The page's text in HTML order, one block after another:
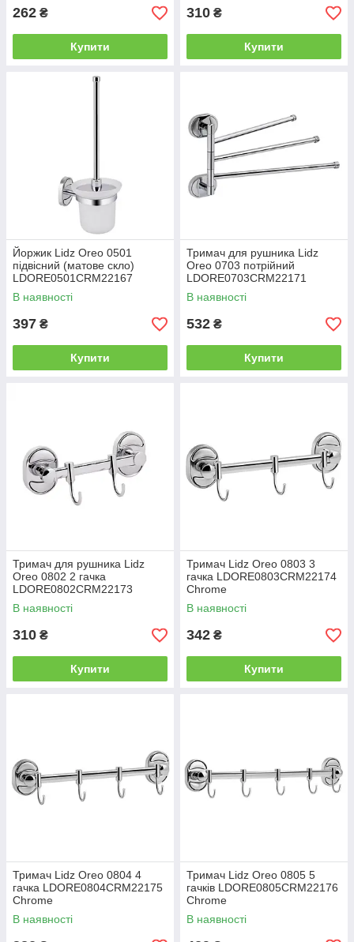
262 ₴
Купити
310 ₴
Купити
Йоржик Lidz Oreo 0501
підвісний (матове скло)
LDORE0501CRM22167
Chrome
В наявності
397 ₴
Купити
Тримач для рушника Lidz
Oreo 0703 потрійний
LDORE0703CRM22171
Chrome
В наявності
532 ₴
Купити
Тримач для рушника Lidz
Oreo 0802 2 гачка
LDORE0802CRM22173
Chrome
В наявності
310 ₴
Купити
Тримач Lidz Oreo 0803 3
гачка LDORE0803CRM22174
Chrome
В наявності
342 ₴
Купити
Тримач Lidz Oreo 0804 4
гачка LDORE0804CRM22175
Chrome
В наявності
Тримач Lidz Oreo 0805 5
гачків LDORE0805CRM22176
Chrome
В наявності